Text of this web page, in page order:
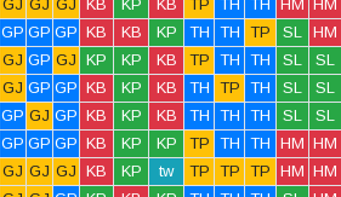
GJ GJ GJ KB KP KB TP TH TH HM HM
GP GP GP KB KB KP TH TH TP SL HM
GJ GP GJ KP KP KB TP TH TH SL
SL
GJ GP GP KB KP KB TH TP TH SL
SL
GP GJ GP KB KP KB TH TH TH SL
SL
GP GP GP KB KP KP TP TH TH HM HM
GJ GJ GJ KB KP tw TP TP TP HM HM